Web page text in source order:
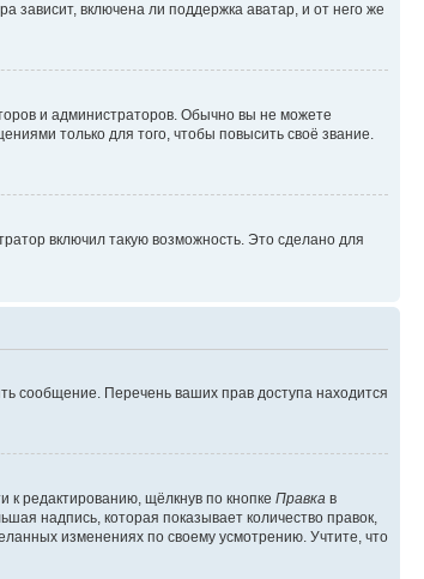
зависит, включена ли поддержка аватар, и от него же
и администраторов. Обычно вы не можете
только для того, чтобы повысить своё звание.
включил такую возможность. Это сделано для
сообщение. Перечень ваших прав доступа находится
редактированию, щёлкнув по кнопке Правка в
надпись, которая показывает количество правок,
изменениях по своему усмотрению. Учтите, что